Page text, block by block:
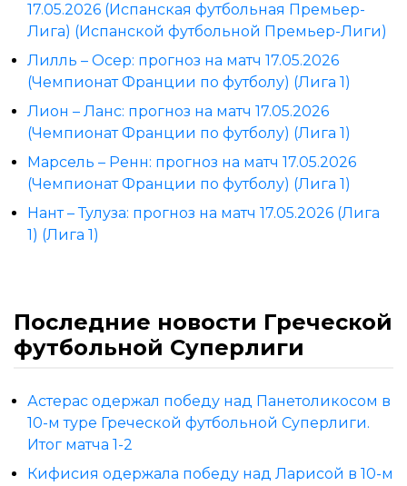
17.05.2026 (Испанская футбольная Премьер-
Лига) (Испанской футбольной Премьер-Лиги)
Лилль – Осер: прогноз на матч 17.05.2026
(Чемпионат Франции по футболу) (Лига 1)
Лион – Ланс: прогноз на матч 17.05.2026
(Чемпионат Франции по футболу) (Лига 1)
Марсель – Ренн: прогноз на матч 17.05.2026
(Чемпионат Франции по футболу) (Лига 1)
Нант – Тулуза: прогноз на матч 17.05.2026 (Лига
1) (Лига 1)
Последние новости Греческой
футбольной Суперлиги
Астерас одержал победу над Панетоликосом в
10-м туре Греческой футбольной Суперлиги.
Итог матча 1-2
Кифисия одержала победу над Ларисой в 10-м